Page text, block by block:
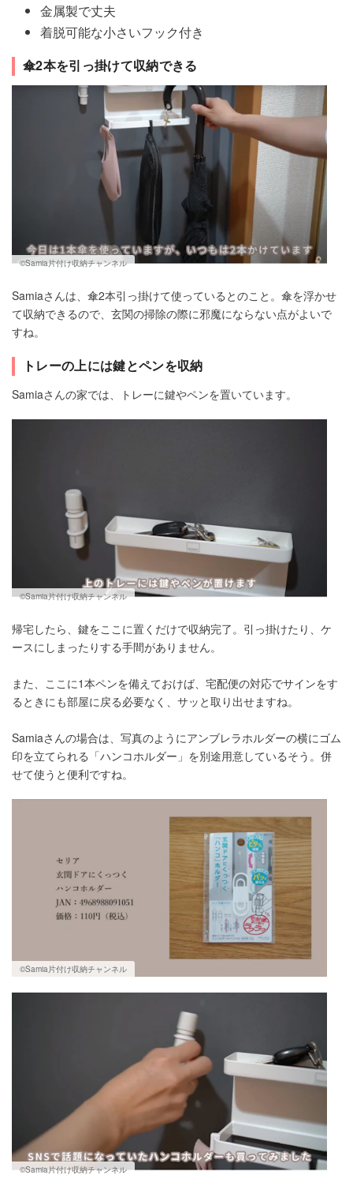
金属製で丈夫
着脱可能な小さいフック付き
傘2本を引っ掛けて収納できる
©Samia片付け収納チャンネル
Samiaさんは、傘2本引っ掛けて使っているとのこと。傘を浮かせ
て収納できるので、玄関の掃除の際に邪魔にならない点がよいで
すね。
トレーの上には鍵とペンを収納
Samiaさんの家では、トレーに鍵やペンを置いています。
©Samia片付け収納チャンネル
帰宅したら、鍵をここに置くだけで収納完了。引っ掛けたり、ケ
ースにしまったりする手間がありません。
また、ここに1本ペンを備えておけば、宅配便の対応でサインをす
るときにも部屋に戻る必要なく、サッと取り出せますね。
Samiaさんの場合は、写真のようにアンブレラホルダーの横にゴム
印を立てられる「ハンコホルダー」を別途用意しているそう。併
せて使うと便利ですね。
©Samia片付け収納チャンネル
©Samia片付け収納チャンネル